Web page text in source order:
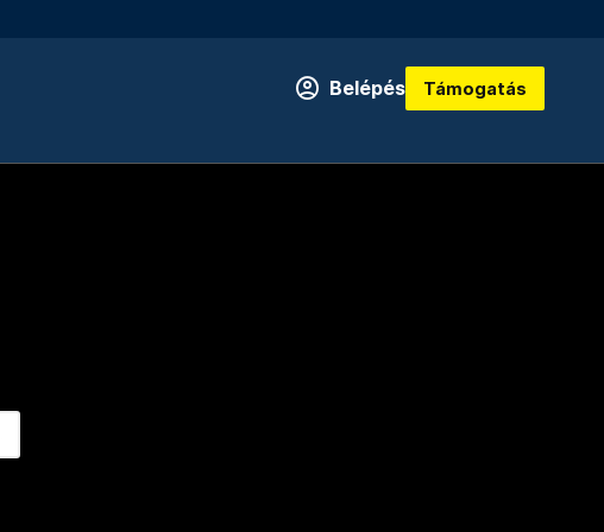
Belépés Támogatás